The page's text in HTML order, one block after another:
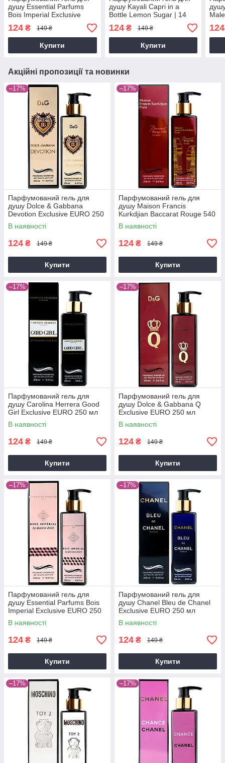
душу Essential Parfums
Bois Imperial Exclusive
EURO 250 мл
124 ₴ 149 ₴
Купити
душу Kayali Capri in a
Bottle Lemon Sugar | 14
Exclusive EURO 250 мл
124₴ 149 ₴
Купити
250
124
Акційні пропозиції та новинки
–17%
Парфумований гель для
душу Dolce & Gabbana
Devotion Exclusive EURO 250
мл
В наявності
124 ₴ 149 ₴
Купити
–17%
Парфумований гель для
душу Maison Francis
Kurkdjian Baccarat Rouge 540
Extrait De Parfum Exclusive
EURO 250 мл
В наявності
124 ₴ 149 ₴
Купити
–17%
Парфумований гель для
душу Carolina Herrera Good
Girl Exclusive EURO 250 мл
В наявності
124 ₴ 149 ₴
Купити
–17%
Парфумований гель для
душу Dolce & Gabbana Q
Exclusive EURO 250 мл
В наявності
124 ₴ 149 ₴
Купити
–17%
Парфумований гель для
душу Essential Parfums Bois
Imperial Exclusive EURO 250
мл
В наявності
124 ₴ 149 ₴
Купити
–17%
Парфумований гель для
душу Chanel Bleu de Chanel
Exclusive EURO 250 мл
В наявності
124 ₴ 149 ₴
Купити
–17% –17%